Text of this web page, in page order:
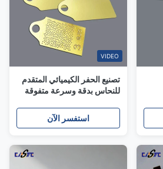
VIDEO
تصنيع الحفر الكيميائي المتقدم
للنحاس بدقة وسرعة متفوقة
استفسر الآن